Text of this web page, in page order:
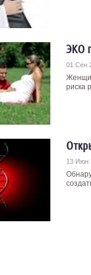
ЭКО
01 Сен
риска
13 Июн